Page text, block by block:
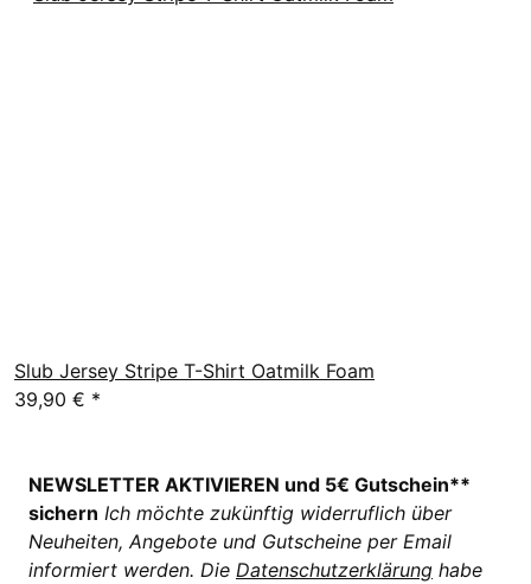
Slub Jersey Stripe T-Shirt Oatmilk Foam
39,90 € *
NEWSLETTER AKTIVIEREN und 5€ Gutschein**
sichern Ich möchte zukünftig widerruflich über
Neuheiten, Angebote und Gutscheine per Email
informiert werden. Die Datenschutzerklärung habe